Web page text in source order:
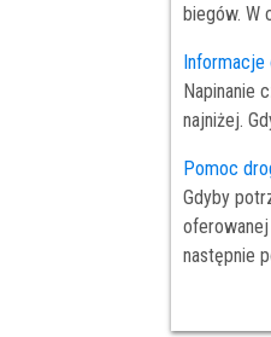
biegów. W
Informacje
Napinanie
najniżej.
Pomoc
Gdyby
następnie